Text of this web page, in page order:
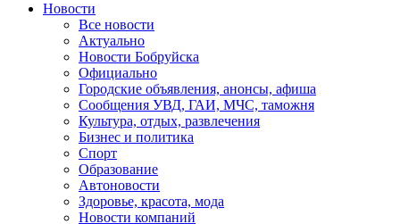
Новости
Все новости
Актуально
Новости Бобруйска
Официально
Городские объявления, анонсы, афиша
Сообщения УВД, ГАИ, МЧС, таможня
Культура, отдых, развлечения
Бизнес и политика
Спорт
Образование
Автоновости
Здоровье, красота, мода
Новости компаний